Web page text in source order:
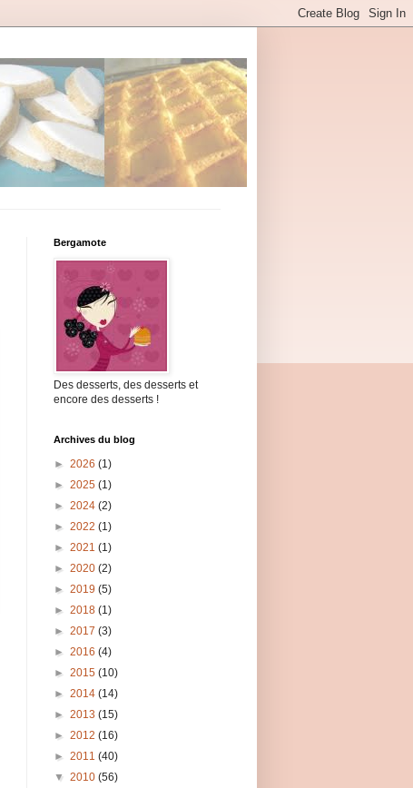
Bergamote
Des desserts, des desserts et
encore des desserts !
Archives du blog
► 2026 (1)
► 2025 (1)
► 2024 (2)
► 2022 (1)
► 2021 (1)
► 2020 (2)
► 2019 (5)
► 2018 (1)
► 2017 (3)
► 2016 (4)
► 2015 (10)
► 2014 (14)
► 2013 (15)
► 2012 (16)
► 2011 (40)
▼ 2010 (56)